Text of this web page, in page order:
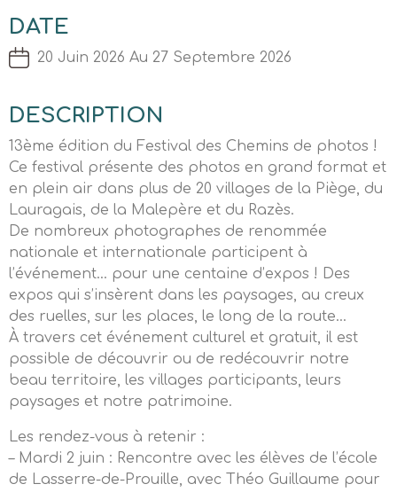
DATE
20 Juin 2026 Au 27 Septembre 2026
DESCRIPTION
13ème édition du Festival des Chemins de photos !
Ce festival présente des photos en grand format et
en plein air dans plus de 20 villages de la Piège, du
Lauragais, de la Malepère et du Razès.
De nombreux photographes de renommée
nationale et internationale participent à
l’événement… pour une centaine d’expos ! Des
expos qui s’insèrent dans les paysages, au creux
des ruelles, sur les places, le long de la route…
À travers cet événement culturel et gratuit, il est
possible de découvrir ou de redécouvrir notre
beau territoire, les villages participants, leurs
paysages et notre patrimoine.
Les rendez-vous à retenir :
– Mardi 2 juin : Rencontre avec les élèves de l’école
de Lasserre-de-Prouille, avec Théo Guillaume pour